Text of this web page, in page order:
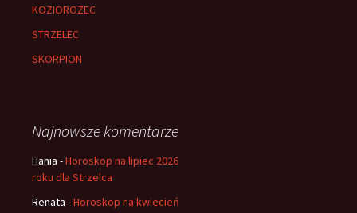
KOZIOROZEC
STRZELEC
SKORPION
Najnowsze komentarze
Hania -Horoskop na lipiec 2026
roku dla Strzelca
Renata -Horoskop na kwiecień